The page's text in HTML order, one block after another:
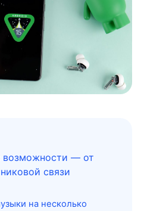
возможности — от
связи
на несколько